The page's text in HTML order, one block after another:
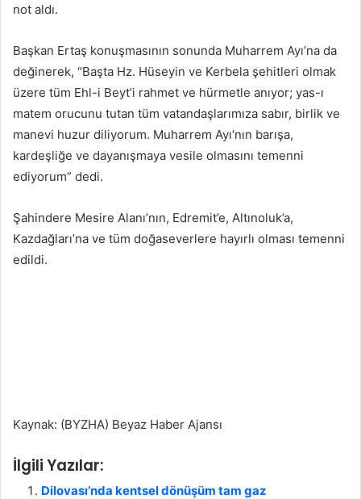
not aldı.
Başkan Ertaş konuşmasının sonunda Muharrem Ayı’na da
değinerek, “Başta Hz. Hüseyin ve Kerbela şehitleri olmak
üzere tüm Ehl-i Beyt’i rahmet ve hürmetle anıyor; yas-ı
matem orucunu tutan tüm vatandaşlarımıza sabır, birlik ve
manevi huzur diliyorum. Muharrem Ayı’nın barışa,
kardeşliğe ve dayanışmaya vesile olmasını temenni
ediyorum” dedi.
Şahindere Mesire Alanı’nın, Edremit’e, Altınoluk’a,
Kazdağları’na ve tüm doğaseverlere hayırlı olması temenni
edildi.
Kaynak: (BYZHA) Beyaz Haber Ajansı
İlgili Yazılar:
Dilovası’nda kentsel dönüşüm tam gaz